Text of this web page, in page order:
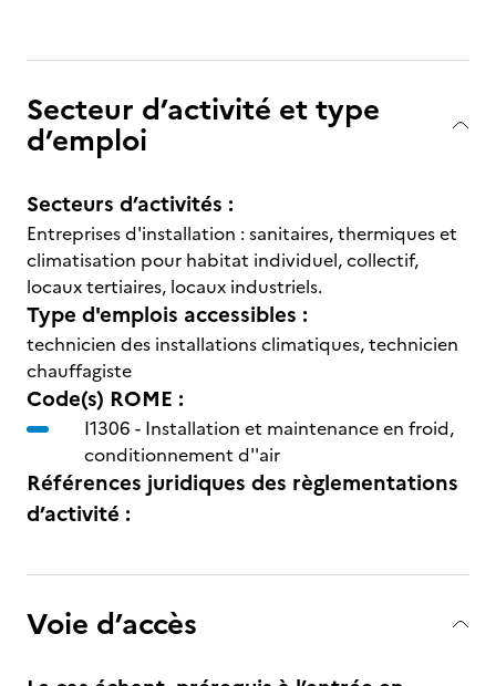
Secteur d’activité et type
d’emploi
Secteurs d’activités :
Entreprises d'installation : sanitaires, thermiques et
climatisation pour habitat individuel, collectif,
locaux tertiaires, locaux industriels.
Type d'emplois accessibles :
technicien des installations climatiques, technicien
chauffagiste
Code(s) ROME :
I1306 - Installation et maintenance en froid,
conditionnement d''air
Références juridiques des règlementations
d’activité :
Voie d’accès